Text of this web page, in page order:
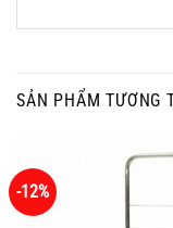
SẢN PHẨM TƯƠNG
-12%